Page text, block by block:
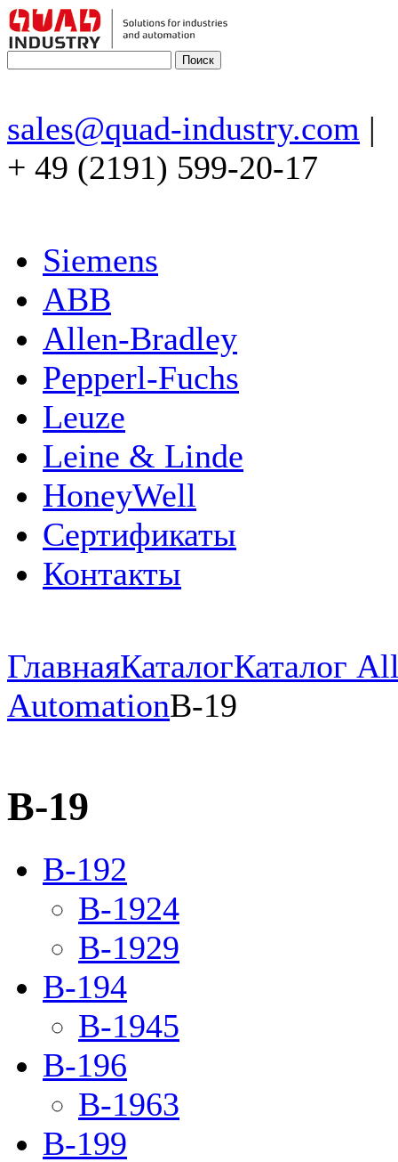
sales@quad-industry.com |
+ 49 (2191) 599-20-17
Siemens
ABB
Allen-Bradley
Pepperl-Fuchs
Leuze
Leine & Linde
HoneyWell
Сертификаты
Контакты
ГлавнаяКаталогКаталог
AutomationB-19
B-19
B-192
B-1924
B-1929
B-194
B-1945
B-196
B-1963
B-199